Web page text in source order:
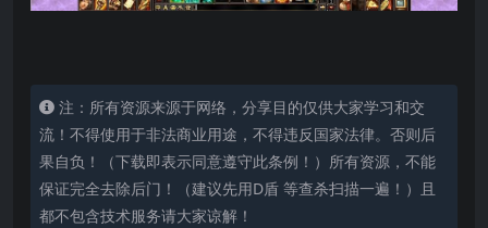
注：所有资源来源于网络，分享目的仅供大家学习和交
流！不得使用于非法商业用途，不得违反国家法律。否则后
果自负！（下载即表示同意遵守此条例！）所有资源，不能
保证完全去除后门！（建议先用D盾 等查杀扫描一遍！）且
都不包含技术服务请大家谅解！